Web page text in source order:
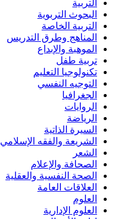
التربية
البحوث التربوية
التربية الخاصة
المناهج وطرق التدريس
الموهبة والإبداع
تربية طفل
تكنولوجيا التعليم
التوجيه النفسي
الجغرافيا
الروايات
الرياضة
السيرة الذاتية
الشريعة والفقه الإسلامي
الشعر
الصحافة والإعلام
الصحة النفسية والعقلية
العلاقات العامة
العلوم
العلوم الإدارية